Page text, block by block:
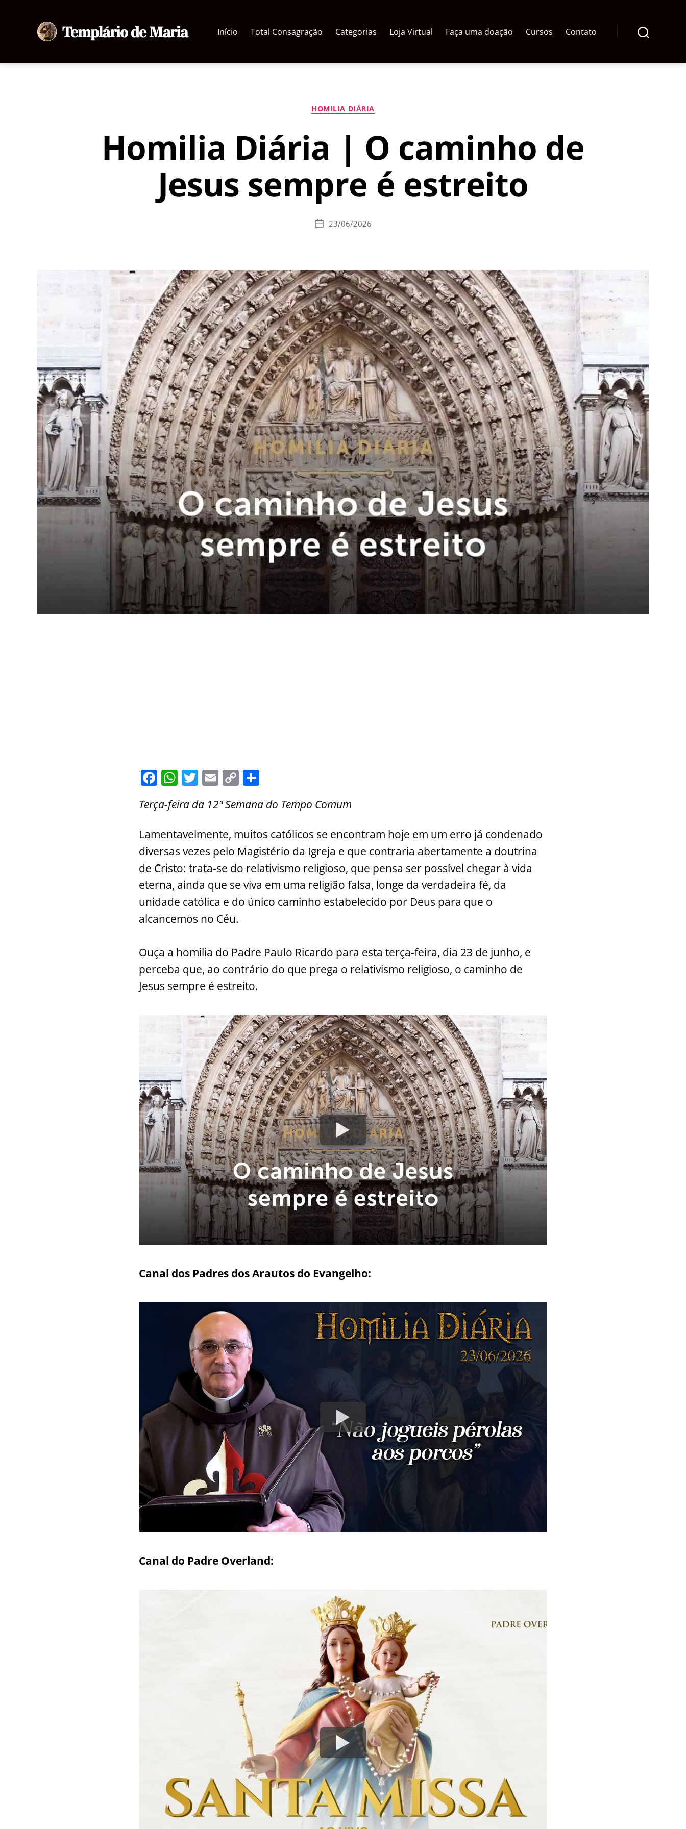
de
Início Total Consagração Categorias Loja Virtual Faça uma doação Cursos Contato
Categorias
HOMILIA DIÁRIA
Homilia Diária | O caminho de
Jesus sempre é estreito
Data23/06/2026
F
c
e
b
o
o
k
W
h
at
s
A
p
p
T
itt
er
E
ai
l
C
p
y
Li
n
k
ar
e
Terça-feira da 12ª Semana do Tempo Comum
Lamentavelmente, muitos católicos se encontram hoje em um erro já condenado
diversas vezes pelo Magistério da Igreja e que contraria abertamente a doutrina
de Cristo: trata-se do relativismo religioso, que pensa ser possível chegar à vida
eterna, ainda que se viva em uma religião falsa, longe da verdadeira fé, da
unidade católica e do único caminho estabelecido por Deus para que o
alcancemos no Céu.
Ouça a homilia do Padre Paulo Ricardo para esta terça-feira, dia 23 de junho, e
perceba que, ao contrário do que prega o relativismo religioso, o caminho de
Jesus sempre é estreito.
Canal dos Padres dos Arautos do Evangelho:
Canal do Padre Overland: